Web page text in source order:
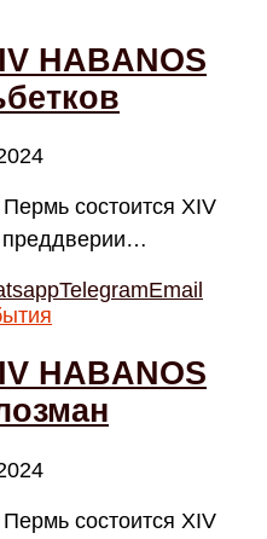
HABANOS
состоится XIV
преддверии…
TelegramEmail
HABANOS
состоится XIV